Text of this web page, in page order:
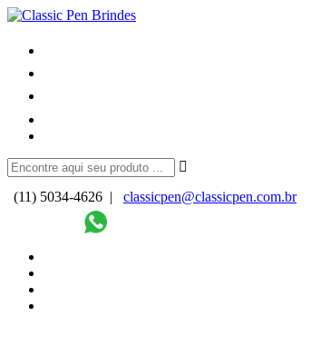
(11) 5034-4626 |
classicpen@classicpen.com.br